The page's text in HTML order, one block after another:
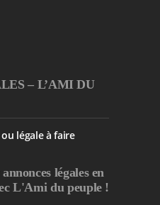
– L’AMI DU
légale à faire
annonces légales en
L'Ami du peuple !